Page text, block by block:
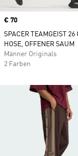
Price
€ 70
SPACER TEAMGEIST 26
HOSE, OFFENER SAUM
Männer Originals
2 Farben